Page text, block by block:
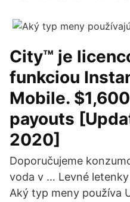
City™️ je
funkciou
Mobile.
payouts
2020]
Doporučujeme
voda v … Levné
Aký typ meny používa